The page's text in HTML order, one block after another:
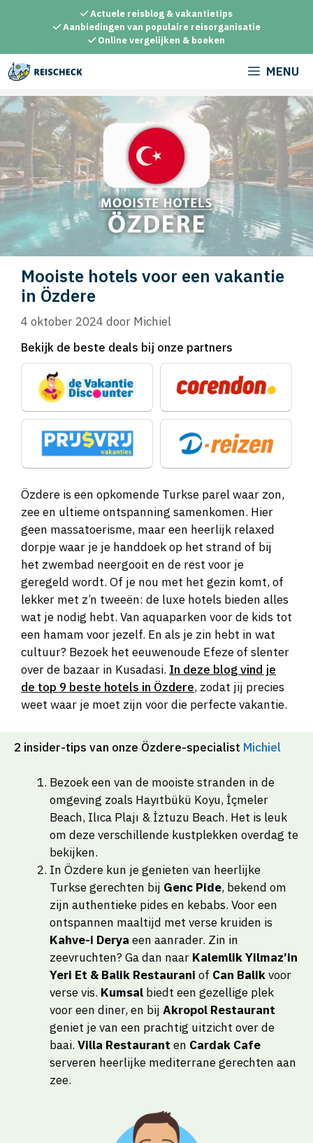
inhoud
Actuele reisblog & vakantietips
Aanbiedingen van populaire reisorganisatie
Online vergelijken & boeken
MENU
Mooiste hotels voor een vakantie
in Özdere
4 oktober 2024 door Michiel
Bekijk de beste deals bij onze partners
Özdere is een opkomende Turkse parel waar zon,
zee en ultieme ontspanning samenkomen. Hier
geen massatoerisme, maar een heerlijk relaxed
dorpje waar je je handdoek op het strand of bij
het zwembad neergooit en de rest voor je
geregeld wordt. Of je nou met het gezin komt, of
lekker met z’n tweeën: de luxe hotels bieden alles
wat je nodig hebt. Van aquaparken voor de kids tot
een hamam voor jezelf. En als je zin hebt in wat
cultuur? Bezoek het eeuwenoude Efeze of slenter
over de bazaar in Kusadasi. In deze blog vind je
de top 9 beste hotels in Özdere, zodat jij precies
weet waar je moet zijn voor die perfecte vakantie.
2 insider-tips van onze Özdere-specialist Michiel
Bezoek een van de mooiste stranden in de
omgeving zoals Hayıtbükü Koyu, İçmeler
Beach, Ilıca Plajı & İztuzu Beach. Het is leuk
om deze verschillende kustplekken overdag te
bekijken.
In Özdere kun je genieten van heerlijke
Turkse gerechten bij Genc Pide, bekend om
zijn authentieke pides en kebabs. Voor een
ontspannen maaltijd met verse kruiden is
Kahve-i Derya een aanrader. Zin in
zeevruchten? Ga dan naar Kalemlik Yilmaz’in
Yeri Et & Balik Restaurani of Can Balikvoor
verse vis. Kumsal biedt een gezellige plek
voor een diner, en bij Akropol Restaurant
geniet je van een prachtig uitzicht over de
baai. Villa Restaurant en Cardak Cafe
serveren heerlijke mediterrane gerechten aan
zee.